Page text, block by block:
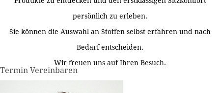
persönlich zu erleben.
Sie können die Auswahl an Stoffen selbst erfahren und nach
Bedarf entscheiden.
Wir freuen uns auf Ihren Besuch.
Termin Vereinbaren